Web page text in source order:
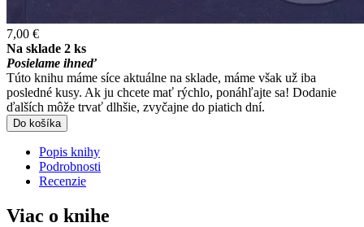
7,00 €
Na sklade 2 ks
Posielame ihneď
Túto knihu máme síce aktuálne na sklade, máme však už iba
posledné kusy. Ak ju chcete mať rýchlo, ponáhľajte sa! Dodanie
ďalších môže trvať dlhšie, zvyčajne do piatich dní.
Do košíka
Popis knihy
Podrobnosti
Recenzie
Viac o knihe